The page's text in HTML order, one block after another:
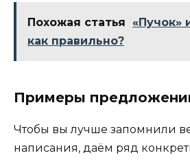
Похожая статья
«Пучок»
как правильно?
Примеры
Чтобы вы лучше запомнили
написания, даём ряд